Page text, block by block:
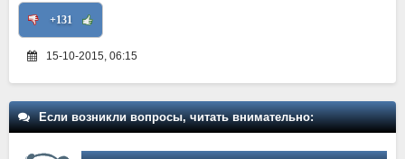
+131
15-10-2015, 06:15
Если возникли вопросы, читать внимательно: